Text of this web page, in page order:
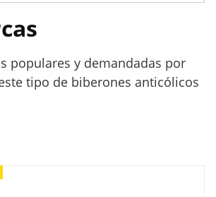
populares y demandadas por
tipo de biberones anticólicos